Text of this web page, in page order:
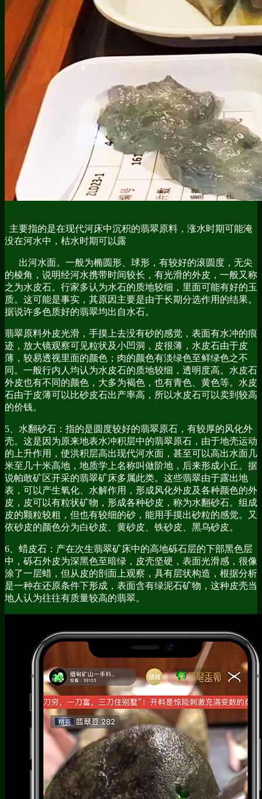
主要指的是在现代河床中沉积的翡翠原料，涨水时期可能淹
没在河水中，枯水时期可以露
出河水面。一般为椭圆形、球形，有较好的滚圆度，无尖
的棱角，说明经河水携带时间较长，有光滑的外皮，一般又称
之为水皮石。行家多认为水石的质地较细，里面可能有好的玉
质。这可能是事实，其原因主要是由于长期分选作用的结果。
据说许多色质好的翡翠均出自水石。
翡翠原料外皮光滑，手摸上去没有砂的感觉，表面有水冲的痕
迹，放大镜观察可见粒状及小凹洞，皮很薄，水皮石由于皮
薄，较易透视里面的颜色；肉的颜色有淡绿色至鲜绿色之不
同。一般行内人均认为水皮石的质地较细，透明度高。水皮石
外皮也有不同的颜色，大多为褐色，也有青色、黄色等。水皮
石由于皮薄可以比砂皮石出产率高，所以水皮石可以卖到较高
的价钱。
5、水翻砂石：指的是圆度较好的翡翠原石，有较厚的风化外
壳。这是因为原来地表水冲积层中的翡翠原石，由于地壳运动
的上升作用，使洪积层高出现代河水面，甚至可以高出水面几
米至几十米高地，地质学上名称叫做阶地，后来形成小丘。据
说帕敢矿区开采的翡翠矿床多属此类。这些翡翠由于露出地
表，可以产生氧化、水解作用，形成风化外皮及各种颜色的外
皮，皮可以有粒状矿物，形成各种砂皮，称为水翻砂石。组成
皮的颗粒较粗，但也有较细的砂，能用手摸出砂粒的感觉。又
依砂皮的颜色分为白砂皮、黄砂皮、铁砂皮、黑乌砂皮。
6、蜡皮石：产在次生翡翠矿床中的高地砾石层的下部黑色层
中，砾石外皮为深黑色至暗绿，皮壳坚硬，表面光滑感，很像
涂了一层蜡，但从皮的剖面上观察，具有层状构造，根据分析
是一种在还原条件下形成，表面含有绿泥石矿物，这种皮壳当
地人认为往往有质量较高的翡翠。